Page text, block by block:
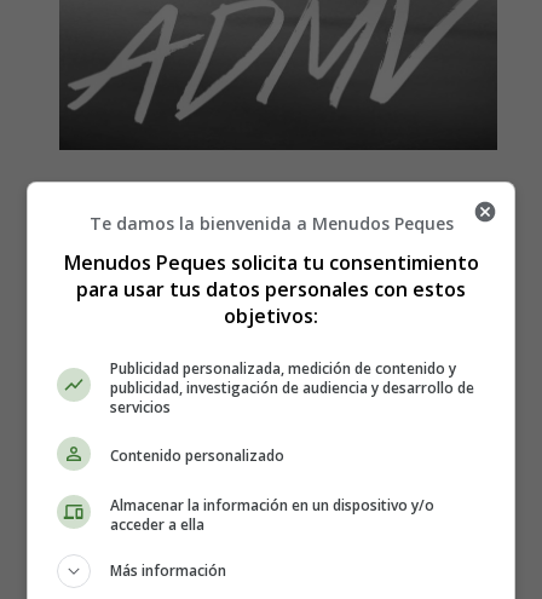
Letra y Música de la canción,
ADMV, de Maluma
Te damos la bienvenida a Menudos Peques
Menudos Peques solicita tu consentimiento
para usar tus datos personales con estos
objetivos:
Publicidad personalizada, medición de contenido y
publicidad, investigación de audiencia y desarrollo de
servicios
Contenido personalizado
Almacenar la información en un dispositivo y/o
acceder a ella
Más información